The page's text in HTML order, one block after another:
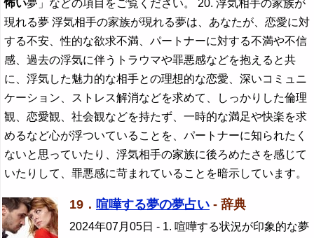
怖い夢」などの項目をご覧ください。 20. 浮気相手の家族が
現れる夢 浮気相手の家族が現れる夢は、あなたが、恋愛に対
する不安、性的な欲求不満、パートナーに対する不満や不信
感、過去の浮気に伴うトラウマや罪悪感などを抱えると共
に、浮気した魅力的な相手との理想的な恋愛、深いコミュニ
ケーション、ストレス解消などを求めて、しっかりした倫理
観、恋愛観、社会観などを持たず、一時的な満足や快楽を求
めるなど心が浮ついていることを、パートナーに知られたく
ないと思っていたり、浮気相手の家族に後ろめたさを感じて
いたりして、罪悪感に苛まれていることを暗示しています。
19． 喧嘩する夢の夢占い - 辞典
2024年07月05日 - 1. 喧嘩する状況が印象的な夢